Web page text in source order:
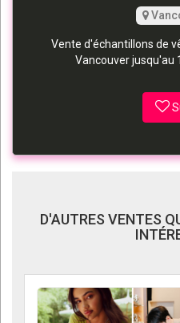
Vente d'échantillons de
Vancouver jusqu'au
D'AUTRES VENTES